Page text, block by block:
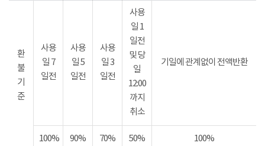
환
불
기
준
사용
일 7
일전
사용
일 5
일전
사용
일 3
일전
사용
일 1
일전
및 당
일
12:00
까지
취소
기일에 관계없이 전액반환
100% 90% 70% 50% 100%